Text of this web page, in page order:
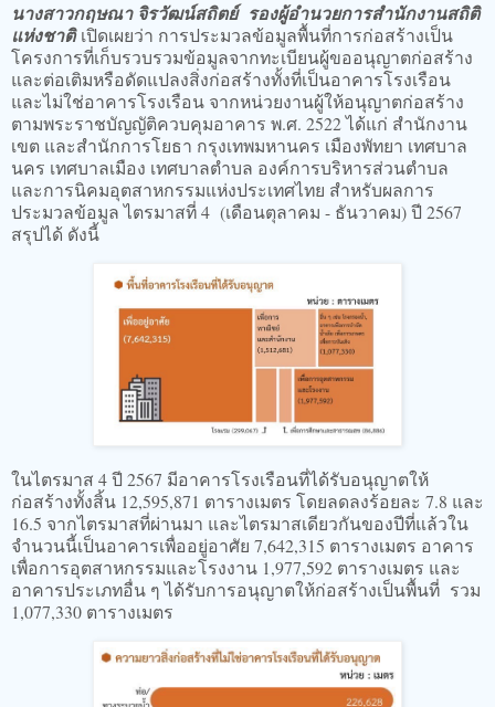
นางสาวกฤษณา จิรวัฒน์สถิตย์ รองผู้อำนวยการสำนักงานสถิติ
แห่งชาติเปิดเผยว่า การประมวลข้อมูลพื้นที่การก่อสร้างเป็น
โครงการที่เก็บรวบรวมข้อมูลจากทะเบียนผู้ขออนุญาตก่อสร้าง
และต่อเติมหรือดัดแปลงสิ่งก่อสร้างทั้งที่เป็นอาคารโรงเรือน
และไม่ใช่อาคารโรงเรือน จากหน่วยงานผู้ให้อนุญาตก่อสร้าง
ตามพระราชบัญญัติควบคุมอาคาร พ.ศ. 2522 ได้แก่ สำนักงาน
เขต และสำนักการโยธา กรุงเทพมหานคร เมืองพัทยา เทศบาล
นคร เทศบาลเมือง เทศบาลตำบล องค์การบริหารส่วนตำบล
และการนิคมอุตสาหกรรมแห่งประเทศไทย สำหรับผลการ
ประมวลข้อมูล ไตรมาสที่ 4 (เดือนตุลาคม - ธันวาคม) ปี 2567
สรุปได้ ดังนี้
ในไตรมาส 4 ปี 2567 มีอาคารโรงเรือนที่ได้รับอนุญาตให้
ก่อสร้างทั้งสิ้น 12,595,871 ตารางเมตร โดยลดลงร้อยละ 7.8 และ
16.5 จากไตรมาสที่ผ่านมา และไตรมาสเดียวกันของปีที่แล้วใน
จำนวนนี้เป็นอาคารเพื่ออยู่อาศัย 7,642,315 ตารางเมตร อาคาร
เพื่อการอุตสาหกรรมและโรงงาน 1,977,592 ตารางเมตร และ
อาคารประเภทอื่น ๆ ได้รับการอนุญาตให้ก่อสร้างเป็นพื้นที่ รวม
1,077,330 ตารางเมตร